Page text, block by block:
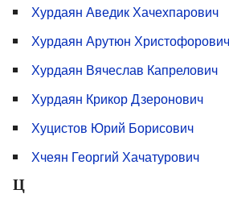
Хурдаян Аведик Хачехпарович
Хурдаян Арутюн Христофорович
Хурдаян Вячеслав Капрелович
Хурдаян Крикор Дзеронович
Хуцистов Юрий Борисович
Хчеян Георгий Хачатурович
Ц